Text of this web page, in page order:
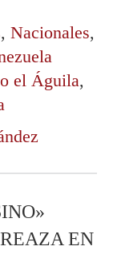
, Nacionales,
el Águila,
EN